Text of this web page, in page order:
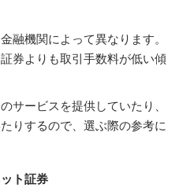
融機関によって異なります。
券よりも取引手数料が低い傾
サービスを提供していたり、
りするので、選ぶ際の参考に
ト証券